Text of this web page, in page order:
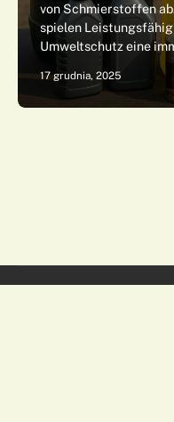
von Schmierstoffen
spielen
Umweltschutz eine
17 grudnia, 2025